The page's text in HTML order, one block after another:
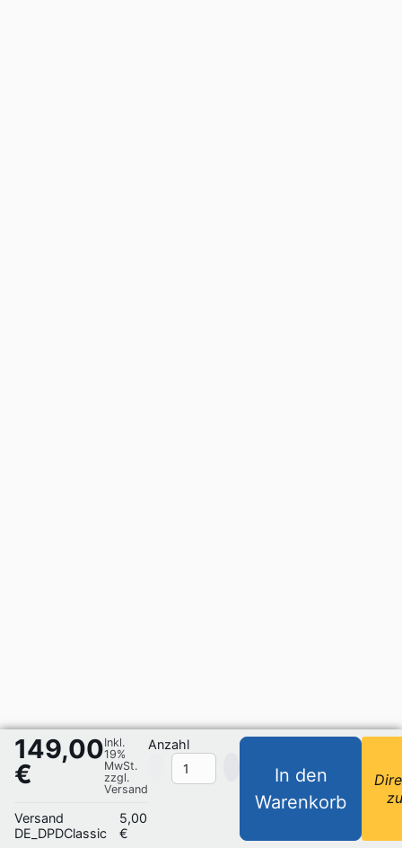
149,00
€
Inkl.
19%
MwSt.
zzgl.
Versand
Versand
DE_DPDClassic
5,00
€
Anzahl
In den
Warenkorb